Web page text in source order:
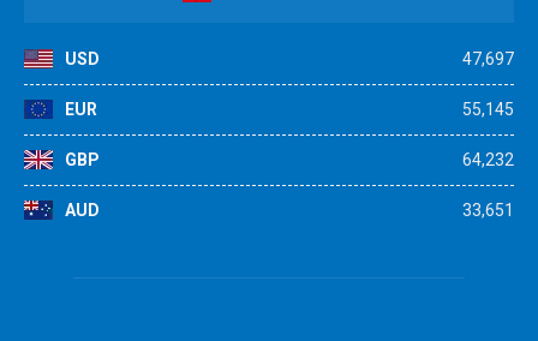
USD 47,697
EUR 55,145
GBP 64,232
AUD 33,651